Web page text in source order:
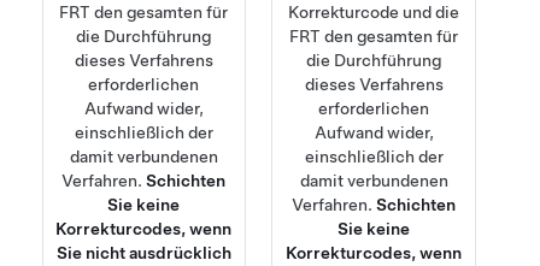
FRT den gesamten für
die Durchführung
dieses Verfahrens
erforderlichen
Aufwand wider,
einschließlich der
damit verbundenen
Verfahren.Schichten
Sie keine
Korrekturcodes, wenn
Sie nicht ausdrücklich
Korrekturcode und die
FRT den gesamten für
die Durchführung
dieses Verfahrens
erforderlichen
Aufwand wider,
einschließlich der
damit verbundenen
Verfahren.Schichten
Sie keine
Korrekturcodes, wenn